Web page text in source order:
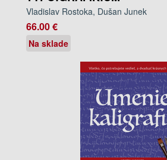
Vladislav Rostoka, Dušan Junek
66.00 €
Na sklade